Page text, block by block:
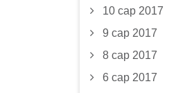
10 сар 2017
9 сар 2017
8 сар 2017
6 сар 2017